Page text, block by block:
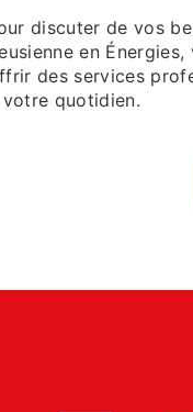
discuter de vos
en
des services
quotidien.